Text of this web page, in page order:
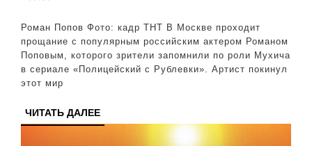
Роман Попов Фото: кадр ТНТ В Москве проходит
прощание с популярным российским актером Романом
Поповым, которого зрители запомнили по роли Мухича
в сериале «Полицейский с Рублевки». Артист покинул
этот мир
ЧИТАТЬ ДАЛЕЕЧИТАТЬ
ДАЛЕЕ